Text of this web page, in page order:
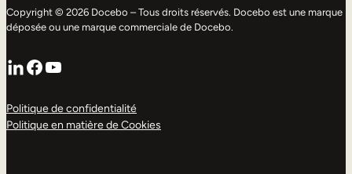
Copyright © 2026 Docebo – Tous droits réservés. Docebo est une marque
déposée ou une marque commerciale de Docebo.
LinkedIn
Facebook
YouTube
Politique de confidentialité
Politique en matière de Cookies